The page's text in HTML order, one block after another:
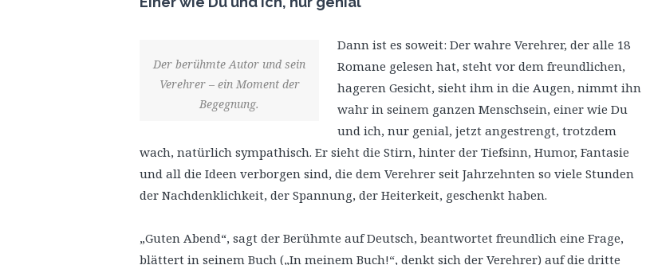
Der berühmte Autor und sein
Verehrer – ein Moment der
Begegnung.
Dann ist es soweit: Der wahre Verehrer, der alle 18
Romane gelesen hat, steht vor dem freundlichen,
hageren Gesicht, sieht ihm in die Augen, nimmt ihn
wahr in seinem ganzen Menschsein, einer wie Du
und ich, nur genial, jetzt angestrengt, trotzdem
wach, natürlich sympathisch. Er sieht die Stirn, hinter der Tiefsinn, Humor, Fantasie
und all die Ideen verborgen sind, die dem Verehrer seit Jahrzehnten so viele Stunden
der Nachdenklichkeit, der Spannung, der Heiterkeit, geschenkt haben.
„Guten Abend“, sagt der Berühmte auf Deutsch, beantwortet freundlich eine Frage,
blättert in seinem Buch („In meinem Buch!“, denkt sich der Verehrer) auf die dritte